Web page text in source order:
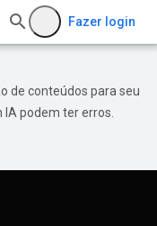
Fazer login
de conteúdos para seu
podem ter erros.